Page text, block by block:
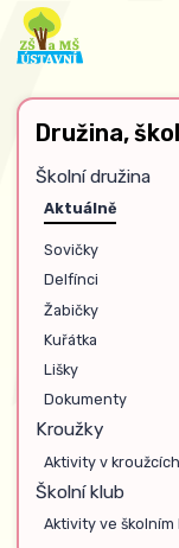
Družina,
Školní družina
Aktuálně
Sovičky
Delfínci
Žabičky
Kuřátka
Lišky
Dokumenty
Kroužky
Aktivity v kroužcích
Školní klub
Aktivity ve školním